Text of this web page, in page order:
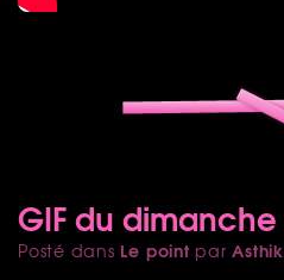
GIF du dimanche
Posté dans Le point parAsthik